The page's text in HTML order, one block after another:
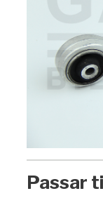
Passar